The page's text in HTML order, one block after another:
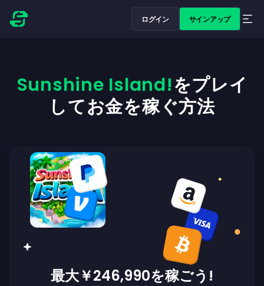
ログイン サインアップ
Sunshine Island!をプレイ
してお金を稼ぐ方法
最大￥246,990を稼ごう!